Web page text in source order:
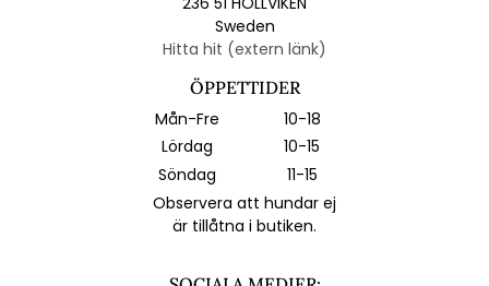
Sweden
Hitta hit (extern länk)
ÖPPETTIDER
Mån-Fre
10-18
Lördag
10-15
Söndag
11-15
Observera att hundar ej
är tillåtna i butiken.